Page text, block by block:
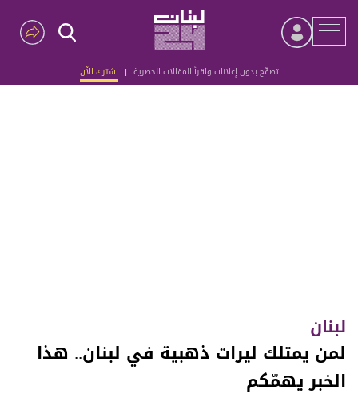
تصفّح بدون إعلانات واقرأ المقالات الحصرية | اشترك الآن
Advertisement
لبنان
لمن يمتلك ليرات ذهبية في لبنان.. هذا
الخبر يهمّكم